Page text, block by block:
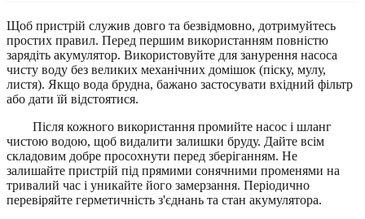
Щоб пристрій служив довго та безвідмовно, дотримуйтесь
простих правил. Перед першим використанням повністю
зарядіть акумулятор. Використовуйте для занурення насоса
чисту воду без великих механічних домішок (піску, мулу,
листя). Якщо вода брудна, бажано застосувати вхідний фільтр
або дати їй відстоятися.
Після кожного використання промийте насос і шланг
чистою водою, щоб видалити залишки бруду. Дайте всім
складовим добре просохнути перед зберіганням. Не
залишайте пристрій під прямими сонячними променями на
тривалий час і уникайте його замерзання. Періодично
перевіряйте герметичність з'єднань та стан акумулятора.